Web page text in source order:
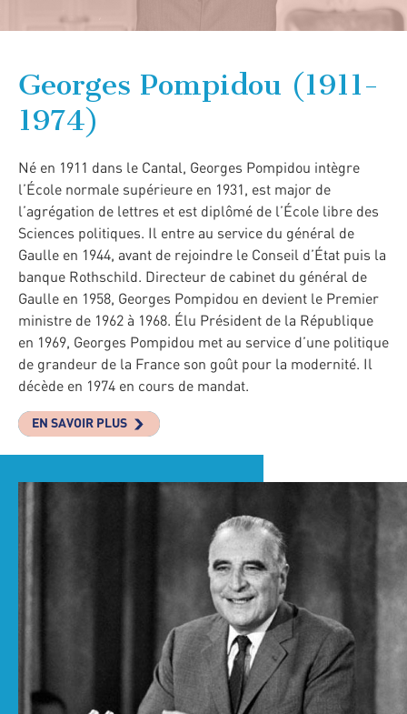
Georges Pompidou (1911-
1974)
Né en 1911 dans le Cantal, Georges Pompidou intègre
l’École normale supérieure en 1931, est major de
l’agrégation de lettres et est diplômé de l’École libre des
Sciences politiques. Il entre au service du général de
Gaulle en 1944, avant de rejoindre le Conseil d’État puis la
banque Rothschild. Directeur de cabinet du général de
Gaulle en 1958, Georges Pompidou en devient le Premier
ministre de 1962 à 1968. Élu Président de la République
en 1969, Georges Pompidou met au service d’une politique
de grandeur de la France son goût pour la modernité. Il
décède en 1974 en cours de mandat.
EN SAVOIR PLUS